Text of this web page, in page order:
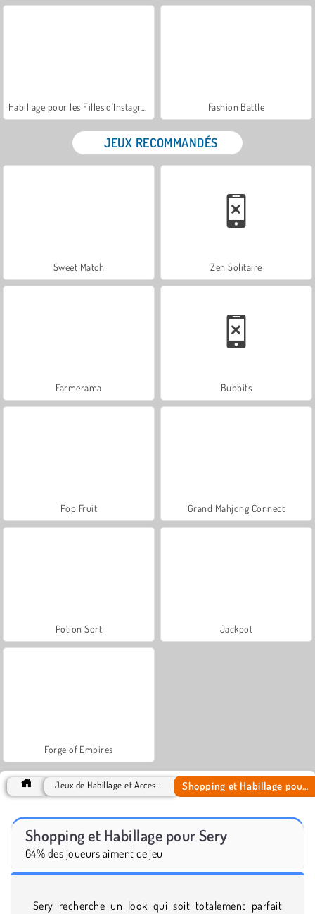
Fashion Battle
JEUX RECOMMANDÉS
Sweet Match Zen Solitaire
Farmerama Bubbits
Pop Fruit Grand Mahjong Connect
Potion Sort Jackpot
Forge of Empires
Shopping et Habillage pour Sery
64% des joueurs aiment ce jeu
Sery recherche un look qui soit totalement parfait